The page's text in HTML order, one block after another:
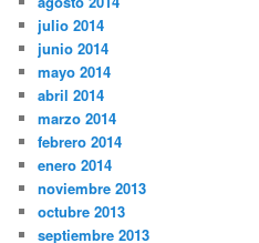
julio 2014
junio 2014
mayo 2014
abril 2014
marzo 2014
febrero 2014
enero 2014
noviembre 2013
octubre 2013
septiembre 2013